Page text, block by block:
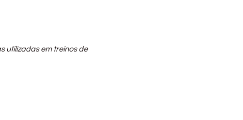
utilizadas em treinos de